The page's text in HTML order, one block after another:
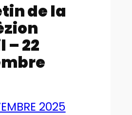
de la
– 22
2025